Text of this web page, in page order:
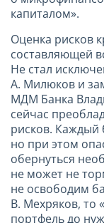
капиталом».
Оценка рисков
составляющей
Не стал
А. Милюков и
МДМ Банка
сейчас
рисков. Каждый
но при этом
обернуться
не может не
не освободим
В. Мехряков, то
портфель до